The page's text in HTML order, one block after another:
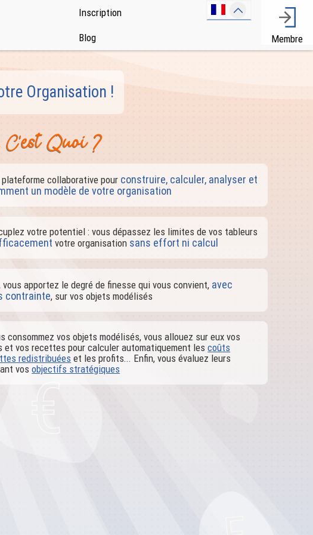
Inscription
Blog Membre
Organisation !
C'est Quoi ?
plateforme collaborative pour construire, calculer, analyser et
un modèle de votre organisation
votre potentiel : vous dépassez les limites de vos tableurs
votre organisation sans effort ni calcul
vous apportez le degré de finesse qui vous convient, avec
contrainte, sur vos objets modélisés
consommez vos objets modélisés, vous allouez sur eux vos
et vos recettes pour calculer automatiquement lescoûts
redistribuées et les profits... Enfin, vous évaluez leurs
vosobjectifs stratégiques